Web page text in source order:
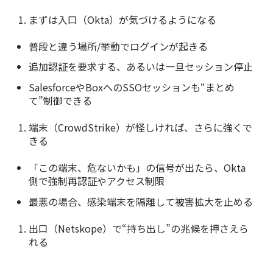
まずは入口（Okta）が気づけるようになる
普段と違う場所/挙動でログインが起きる
追加認証を要求する、あるいは一旦セッション停止
SalesforceやBoxへのSSOセッションも“まとめ
て”制御できる
端末（CrowdStrike）が怪しければ、さらに強くで
きる
「この端末、危ないかも」の信号が出たら、Okta
側で強制再認証やアクセス制限
最悪の場合、感染端末を隔離して被害拡大を止める
出口（Netskope）で“持ち出し”の兆候を押さえら
れる